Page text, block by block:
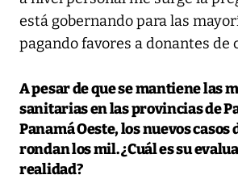
está gobernando para las
pagando favores a donantes de
A pesar de que se mantiene las
sanitarias en las provincias de
Panamá Oeste, los nuevos casos
rondan los mil. ¿Cuál es su
realidad?